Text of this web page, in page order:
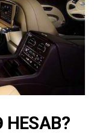
HESAB?